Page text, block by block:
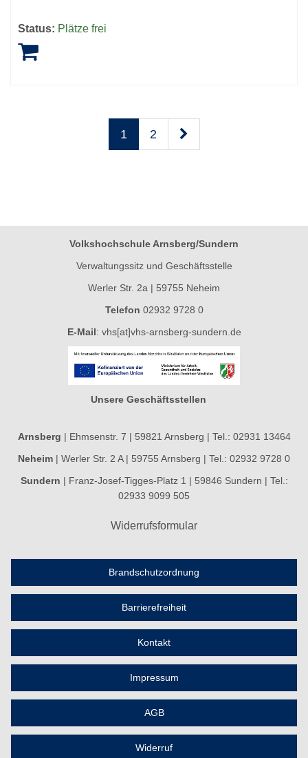
Status: Plätze frei
1 2
Volkshochschule Arnsberg/Sundern
Verwaltungssitz und Geschäftsstelle
Werler Str. 2a | 59755 Neheim
Telefon 02932 9728 0
E-Mail : vhs[at]vhs-arnsberg-sundern.de
Unsere Geschäftsstellen
Arnsberg | Ehmsenstr. 7 | 59821 Arnsberg | Tel.: 02931 13464
Neheim | Werler Str. 2 A | 59755 Arnsberg | Tel.: 02932 9728 0
Sundern
| Franz-Josef-Tigges-Platz 1 | 59846 Sundern | Tel.:
02933 9099 505
Widerrufsformular
Brandschutzordnung
Barrierefreiheit
Kontakt
Impressum
AGB
Widerruf